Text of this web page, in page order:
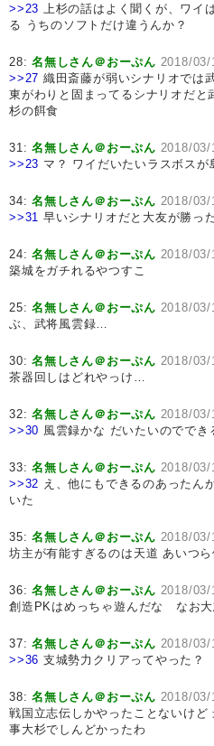
>>23 上杉の話はよく聞くが、ワイ
る うちのソフトだけ違うんか？
28:名無しさん＠おーぷん 2018/
>>27 織田斎藤が弱いシナリオでは
東がわりと固まってるシナリオだ
杉の餌食
31:名無しさん＠おーぷん 2018/
>>23 マ？ ワイだいたいラスボスが
34:名無しさん＠おーぷん 2018/
>>31 早いシナリオだと大友が勝っ
24:名無しさん＠おーぷん 2018/
築城をガチれるやつすこ
25:名無しさん＠おーぷん 2018/
ぶ、武将風雲録…
30:名無しさん＠おーぷん 2018/
茶器回しはどれやっけ…
32:名無しさん＠おーぷん 2018/
>>30 風雲録かな だいたいのででき
33:名無しさん＠おーぷん 2018/
>>32 え、他にもできるのあったん
いた
35:名無しさん＠おーぷん 2018/
坊主が有能すぎるのは天道 あいつ
36:名無しさん＠おーぷん 2018/
創造PKはめっちゃ遊んだな なお大
37:名無しさん＠おーぷん 2018/
>>36 支城勢力クリアってやった？
38:名無しさん＠おーぷん 2018/
戦国立志伝しかやったことないけど
事大杉でしんどかったわ